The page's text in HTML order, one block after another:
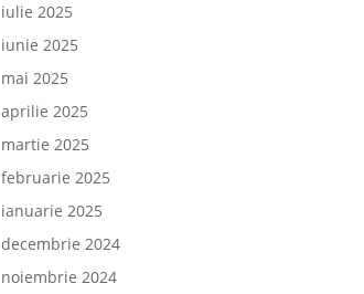
iulie 2025
iunie 2025
mai 2025
aprilie 2025
martie 2025
februarie 2025
ianuarie 2025
decembrie 2024
noiembrie 2024